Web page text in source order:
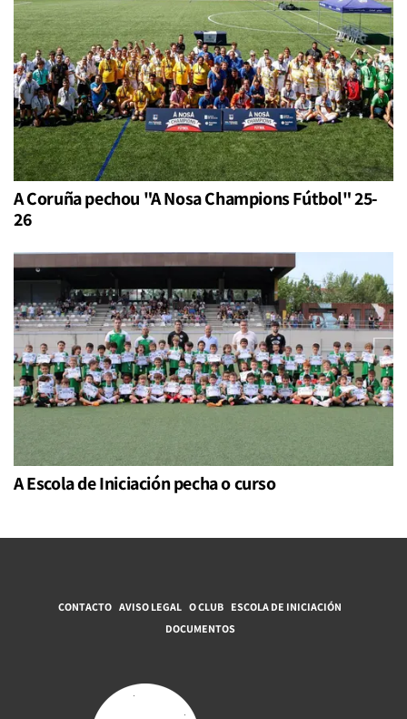
A Coruña pechou "A Nosa Champions Fútbol" 25-
26
A Escola de Iniciación pecha o curso
CONTACTO AVISO LEGAL O CLUB ESCOLA DE INICIACIÓN
DOCUMENTOS